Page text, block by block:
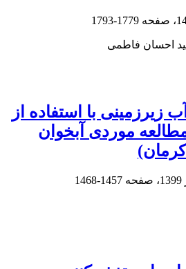
1779-1793
احسان فاطمی
زیرزمینی با استفاده از
موردی آبخوان
1457-1468